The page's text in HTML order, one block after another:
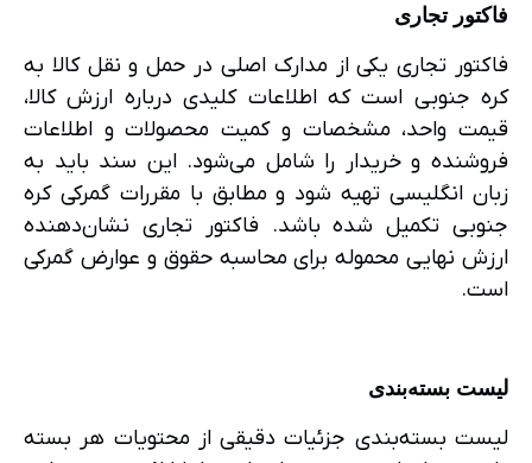
فاکتور تجاری
فاکتور تجاری یکی از مدارک اصلی در حمل و نقل کالا به
کره جنوبی است که اطلاعات کلیدی درباره ارزش کالا،
قیمت واحد، مشخصات و کمیت محصولات و اطلاعات
فروشنده و خریدار را شامل می‌شود. این سند باید به
زبان انگلیسی تهیه شود و مطابق با مقررات گمرکی کره
جنوبی تکمیل شده باشد. فاکتور تجاری نشان‌دهنده
ارزش نهایی محموله برای محاسبه حقوق و عوارض گمرکی
است.
لیست بسته‌بندی
لیست بسته‌بندی جزئیات دقیقی از محتویات هر بسته